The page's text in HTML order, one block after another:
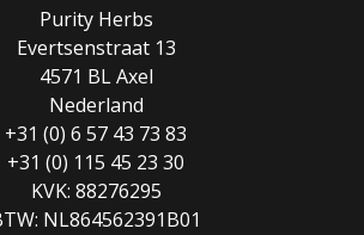
Purity Herbs
Evertsenstraat 13
4571 BL Axel
Nederland
+31 (0) 6 57 43 73 83
+31 (0) 115 45 23 30
KVK: 88276295
NL864562391B01